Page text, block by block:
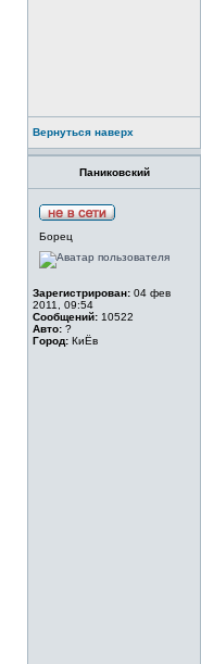
Вернуться наверх
Паниковский
Борец
Зарегистрирован: 04 фев
2011, 09:54
Сообщений: 10522
Авто: ?
Город: КиЁв